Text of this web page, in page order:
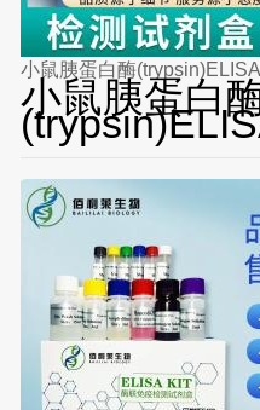
小鼠胰蛋白酶
小鼠胰蛋白